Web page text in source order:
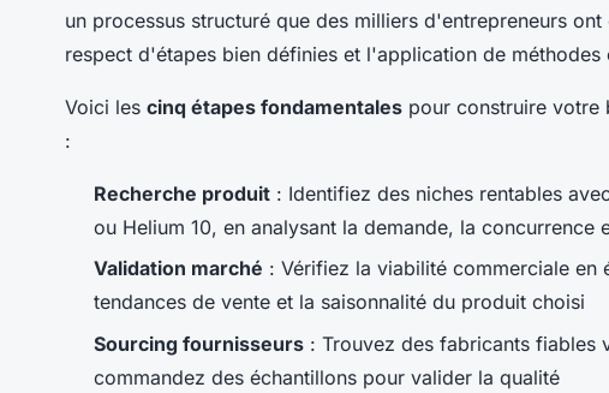
un processus structuré que des milliers d'entrepreneurs
respect d'étapes bien définies et l'application de méthodes
Voici les cinq étapes fondamentales pour construire votre
:
Recherche produit : Identifiez des niches rentables
ou Helium 10, en analysant la demande, la concurrence
Validation marché : Vérifiez la viabilité commerciale en
tendances de vente et la saisonnalité du produit choisi
Sourcing fournisseurs : Trouvez des fabricants fiables
commandez des échantillons pour valider la qualité